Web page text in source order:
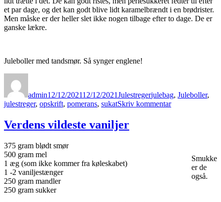
et par dage, og det kan godt blive lidt karamelbrændt i en brødrister.
Men måske er der heller slet ikke nogen tilbage efter to dage. De er
ganske lækre.
Juleboller med tandsmør. Så synger englene!
admin12/12/202112/12/2021Julestregerjulebag, Juleboller,
julestreger, opskrift, pomerans, sukatSkriv kommentartil
Verdens vildeste vaniljer
Smukke
er de
også.
375 gram blødt smør
500 gram mel
1 æg (som ikke kommer fra køleskabet)
1 -2 vaniljestænger
250 gram mandler
250 gram sukker